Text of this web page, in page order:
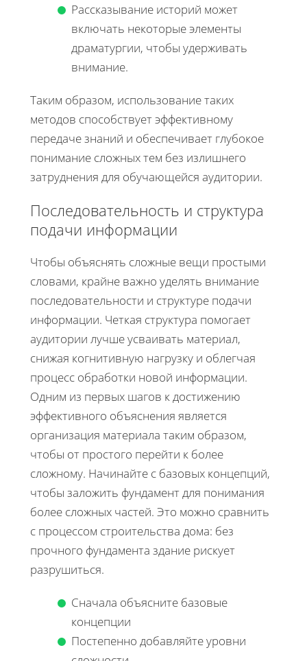
Рассказывание историй может
включать некоторые элементы
драматургии, чтобы удерживать
внимание.
Таким образом, использование таких
методов способствует эффективному
передаче знаний и обеспечивает глубокое
понимание сложных тем без излишнего
затруднения для обучающейся аудитории.
Последовательность и структура
подачи информации
Чтобы объяснять сложные вещи простыми
словами, крайне важно уделять внимание
последовательности и структуре подачи
информации. Четкая структура помогает
аудитории лучше усваивать материал,
снижая когнитивную нагрузку и облегчая
процесс обработки новой информации.
Одним из первых шагов к достижению
эффективного объяснения является
организация материала таким образом,
чтобы от простого перейти к более
сложному. Начинайте с базовых концепций,
чтобы заложить фундамент для понимания
более сложных частей. Это можно сравнить
с процессом строительства дома: без
прочного фундамента здание рискует
разрушиться.
Сначала объясните базовые
концепции
Постепенно добавляйте уровни